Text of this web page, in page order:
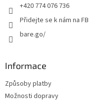
+420 774 076 736
Přidejte se k nám na FB
bare.go/
Informace
Způsoby platby
Možnosti dopravy